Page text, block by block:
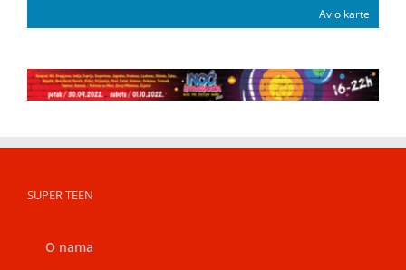
Avio karte
SUPER TEEN
O nama